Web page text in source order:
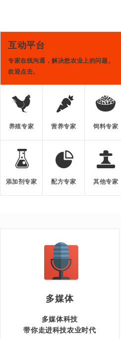
互动平台
专家在线沟通，解决您农业上的问题。
欢迎点击。
养殖专家 营养专家 饲料专家
添加剂专家 配方专家 其他专家
多媒体
多媒体科技
带你走进科技农业时代